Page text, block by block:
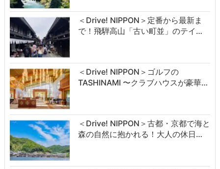
＜Drive! NIPPON＞定番から最新ま
で！飛騨高山「古い町並」のテイ…
＜Drive! NIPPON＞ゴルフの
TASHINAMI 〜クラブハウスが豪華…
＜Drive! NIPPON＞古都・京都で海と
森の自然に抱かれる！大人の休日…